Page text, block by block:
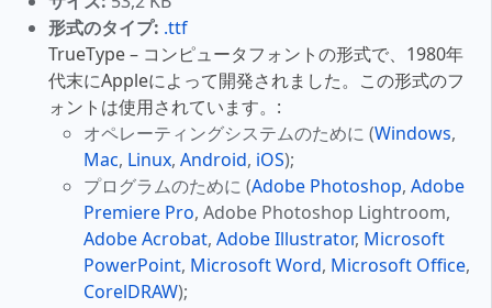
形式のタイプ: .ttf
TrueType – コンピュータフォントの形式で、1980年
代末にAppleによって開発されました。この形式のフ
ォントは使用されています。:
オペレーティングシステムのために (Windows,
Mac, Linux, Android, iOS);
プログラムのために (Adobe Photoshop, Adobe
Premiere Pro, Adobe Photoshop Lightroom,
Adobe Acrobat, Adobe Illustrator, Microsoft
PowerPoint, Microsoft Word, Microsoft Office,
CorelDRAW);